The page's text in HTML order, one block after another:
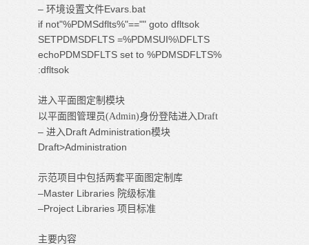
– 环境设置文件Evars.bat
if not"%PDMSdflts%"=="" goto dfltsok
SETPDMSDFLTS =%PDMSUI%\DFLTS
echoPDMSDFLTS set to %PDMSDFLTS%
:dfltsok
进入平面图定制模块
以平面图管理员(Admin)身份登陆进入Draft
– 进入Draft Administration模块
Draft>Administration
示范项目中包括两套平面图定制库
–Master Libraries 院级标准
–Project Libraries 项目标准
主要内容